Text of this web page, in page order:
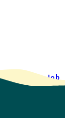
Job